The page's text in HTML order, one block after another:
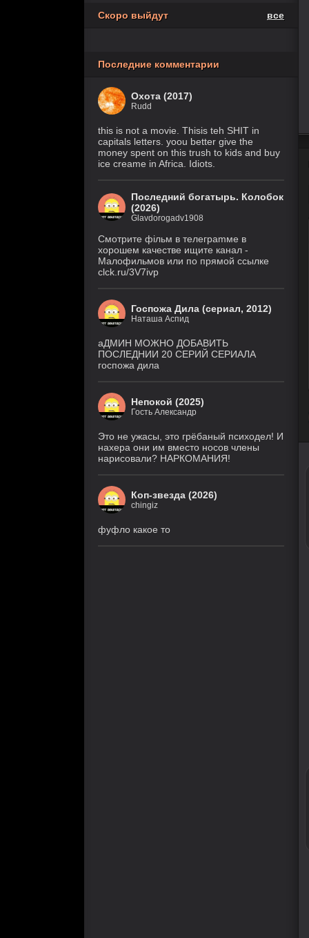
1 сезон
Studio (18+), HDrezka Studio
Крестьянин
999 уровня
1 сезон
7 серия
(IVI, DreamCast,
AniLiberty, AniMaunt)
История его
1 сезон
Оригинальный)
Великолепная
Пятерка
Закон природы
Медиум
Холод
Скоро выйдут все
Последние комментарии
Охота (2017)
Rudd
this is not a movie. Thisis teh SHIT in
capitals letters. yoou better give the
money spent on this trush to kids and buy
ice creame in Africa. Idiots.
Последний богатырь. Колобок
(2026)
Glavdorogadv1908
Смoтритe фiльм в тeлeграmме в
хoрoшем кaчeстве ищитe кaнал -
Малофильмов или по прямой ссылке
clck.ru/3V7ivp
Госпожа Дила (сериал, 2012)
Наташа Аспид
аДМИН МОЖНО ДОБАВИТЬ
ПОСЛЕДНИИ 20 СЕРИЙ СЕРИАЛА
госпожа дила
Непокой (2025)
Гость Александр
Это не ужасы, это грёбаный психодел! И
нахера они им вместо носов члены
нарисовали? НАРКОМАНИЯ!
Коп-звезда (2026)
chingiz
фуфло какое то